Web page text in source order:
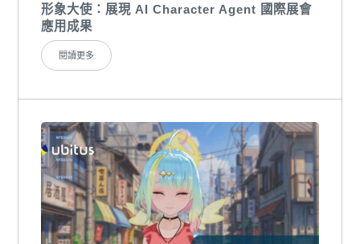
形象大使：展現 AI Character Agent 國際展會
應用成果
閱讀更多